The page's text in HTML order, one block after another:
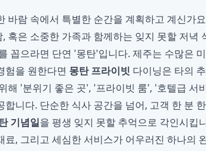
바람 속에서 특별한 순간을 계획하고 계신가
혹은 소중한 가족과 함께하는 잊지 못할 저녁
꼽으라면 단연 '몽탄'입니다. 제주는 수많은
험을 원한다면 몽탄 프라이빗 다이닝은 타의
해 '분위기 좋은 곳', '프라이빗 룸', '호텔급 서
니다. 단순한 식사 공간을 넘어, 고객 한 분
기념일을 평생 잊지 못할 추억으로 각인시킵
료, 그리고 세심한 서비스가 어우러진 하나의